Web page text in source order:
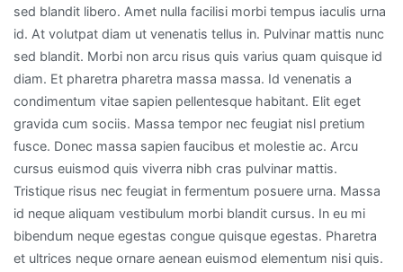
sed blandit libero. Amet nulla facilisi morbi tempus iaculis urna
id. At volutpat diam ut venenatis tellus in. Pulvinar mattis nunc
sed blandit. Morbi non arcu risus quis varius quam quisque id
diam. Et pharetra pharetra massa massa. Id venenatis a
condimentum vitae sapien pellentesque habitant. Elit eget
gravida cum sociis. Massa tempor nec feugiat nisl pretium
fusce. Donec massa sapien faucibus et molestie ac. Arcu
cursus euismod quis viverra nibh cras pulvinar mattis.
Tristique risus nec feugiat in fermentum posuere urna. Massa
id neque aliquam vestibulum morbi blandit cursus. In eu mi
bibendum neque egestas congue quisque egestas. Pharetra
et ultrices neque ornare aenean euismod elementum nisi quis.